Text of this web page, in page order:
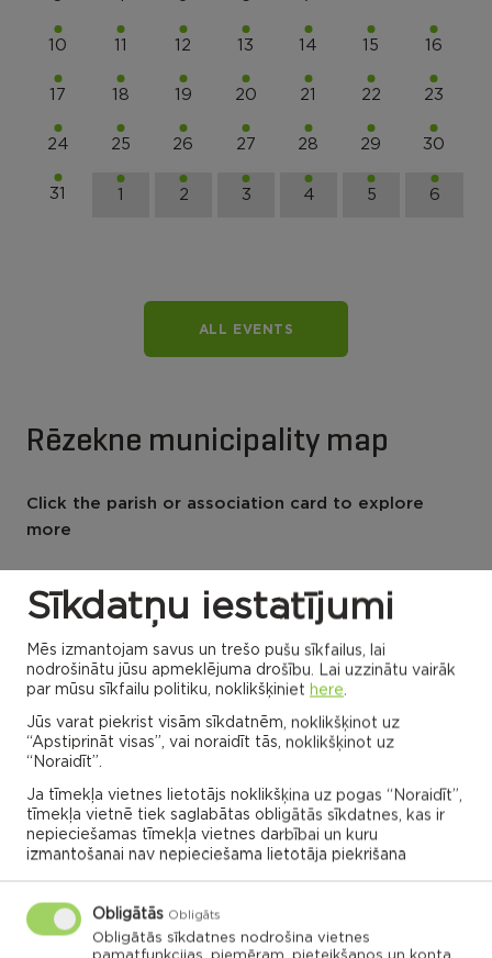
10 11 12 13 14 15 16
17 18 19 20 21 22 23
24 25 26 27 28 29 30
31 1 2 3 4 5 6
ALL EVENTS
Rēzekne municipality map
Click the parish or association card to explore
more
ADMINISTRATIONS OF ASSOCIATIONS
Dricānu apvienības
pārvalde
Nautrēnu apvienības
pārvalde
Naglu civil parish
Rikavas
pagasts,
Rēzeknes
novads
Kantinieku civil
parish
Gaigalavas
pagasts,
Rēzeknes
novads
parish
Dricanu civil
Nautrenu civil
parish
Ilzeskalna civil
parish
Veremu civil
parish
Lendzu civil
parish
Deksares civil
parish
Sīkdatņu iestatījumi
Mēs izmantojam savus un trešo pušu sīkfailus, lai
nodrošinātu jūsu apmeklējuma drošību. Lai uzzinātu vairāk
par mūsu sīkfailu politiku, noklikšķiniet here.
Jūs varat piekrist visām sīkdatnēm, noklikšķinot uz
“Apstiprināt visas”, vai noraidīt tās, noklikšķinot uz
“Noraidīt”.
Ja tīmekļa vietnes lietotājs noklikšķina uz pogas “Noraidīt”,
tīmekļa vietnē tiek saglabātas obligātās sīkdatnes, kas ir
nepieciešamas tīmekļa vietnes darbībai un kuru
izmantošanai nav nepieciešama lietotāja piekrišana
Obligātās Obligāts
Obligātās sīkdatnes nodrošina vietnes